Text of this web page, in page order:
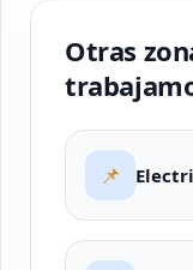
Otras
📌